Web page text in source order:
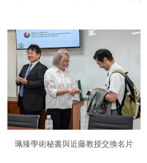
珮臻學術秘書與近藤教授交換名片